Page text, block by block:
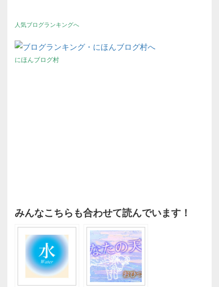
人気ブログランキングへ
にほんブログ村
みんなこちらも合わせて読んでいます！